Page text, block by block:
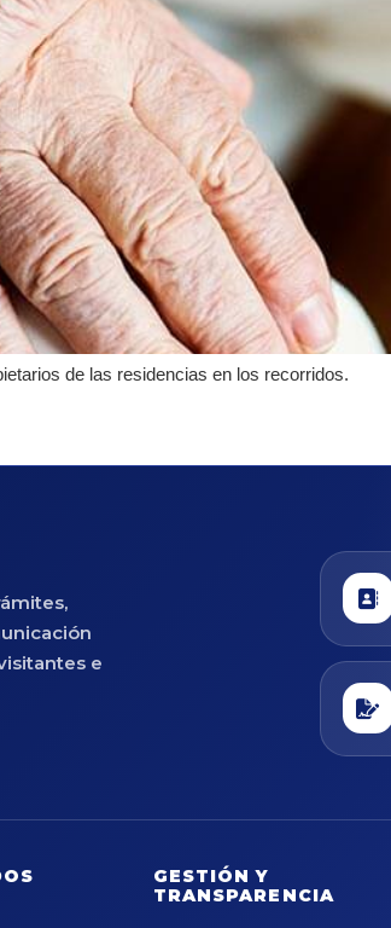
de las residencias en los recorridos.
e
GESTIÓN Y
TRANSPARENCIA